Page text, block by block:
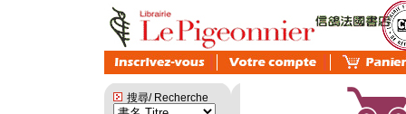
搜尋/ Recherche